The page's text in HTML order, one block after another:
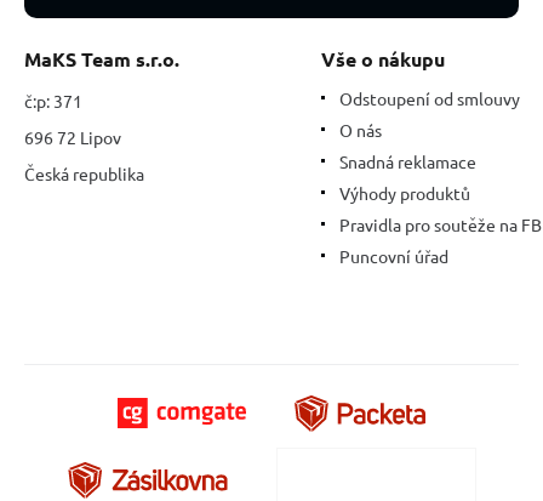
MaKS Team s.r.o.
č:p: 371
696 72 Lipov
Česká republika
Vše o nákupu
Odstoupení od smlouvy
O nás
Snadná reklamace
Výhody produktů
Pravidla pro soutěže na FB
Puncovní úřad